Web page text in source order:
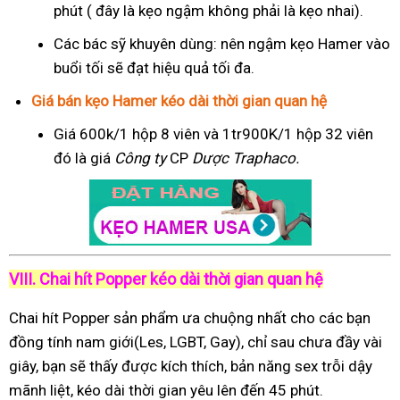
phút ( đây là kẹo ngậm không phải là kẹo nhai).
Các bác sỹ khuyên dùng: nên ngậm kẹo Hamer vào
buổi tối sẽ đạt hiệu quả tối đa.
Giá bán kẹo Hamer kéo dài thời gian quan hệ
Giá 600k/1 hộp 8 viên và 1tr900K/1 hộp 32 viên
đó là giá Công tyCP Dược Traphaco.
VIII. Chai hít Popper kéo dài thời gian quan hệ
Chai hít Popper sản phẩm ưa chuộng nhất cho các bạn
đồng tính nam giới(Les, LGBT, Gay), chỉ sau chưa đầy vài
giây, bạn sẽ thấy được kích thích, bản năng sex trỗi dậy
mãnh liệt, kéo dài thời gian yêu lên đến 45 phút.